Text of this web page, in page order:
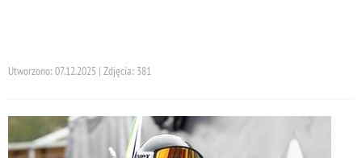
Utworzono: 07.12.2025 | Zdjęcia: 381